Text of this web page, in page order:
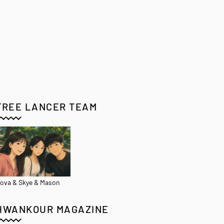
LANCER TEAM
& Skye & Mason
MAGAZINE